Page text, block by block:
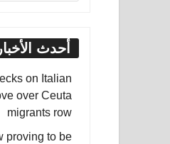
أحدث الأخبار
on Italian
over Ceuta
migrants row
proving to be